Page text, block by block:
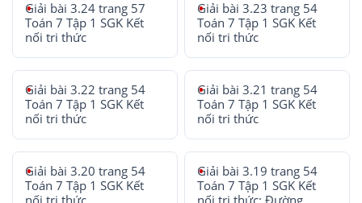
Giải bài 3.24 trang 57
Toán 7 Tập 1 SGK Kết
nối tri thức
Giải bài 3.23 trang 54
Toán 7 Tập 1 SGK Kết
nối tri thức
Giải bài 3.22 trang 54
Toán 7 Tập 1 SGK Kết
nối tri thức
Giải bài 3.21 trang 54
Toán 7 Tập 1 SGK Kết
nối tri thức
Giải bài 3.20 trang 54
Toán 7 Tập 1 SGK Kết
Giải bài 3.19 trang 54
Toán 7 Tập 1 SGK Kết